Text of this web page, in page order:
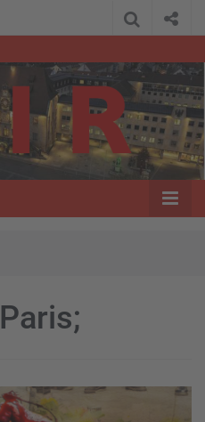
wir-hn.de –
wirland.eu
Paris;